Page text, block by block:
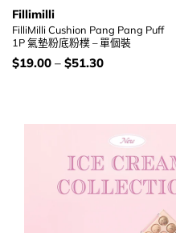
Fillimilli
FilliMilli Cushion Pang Pang Puff
1P 氣墊粉底粉樸 – 單個裝
價
錢：
$19.00– $51.30